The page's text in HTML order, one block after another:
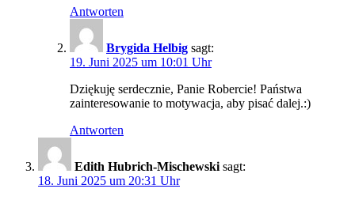
Antworten
Brygida Helbig sagt:
19. Juni 2025 um 10:01 Uhr
Dziękuję serdecznie, Panie Robercie! Państwa
zainteresowanie to motywacja, aby pisać dalej.:)
Antworten
Edith Hubrich-Mischewski sagt:
18. Juni 2025 um 20:31 Uhr